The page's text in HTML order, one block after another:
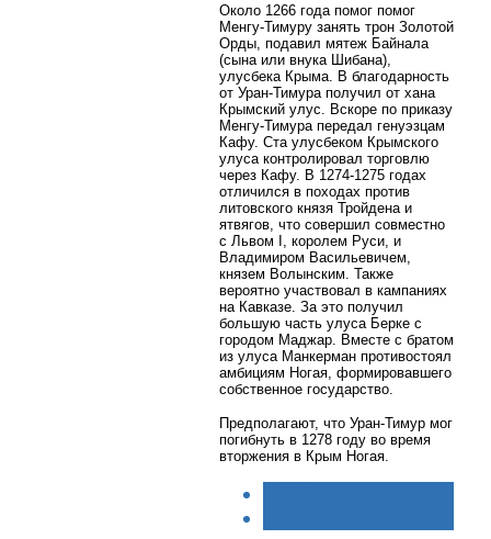
Около 1266 года помог помог
Менгу-Тимуру занять трон Золотой
Орды, подавил мятеж Байнала
(сына или внука Шибана),
улусбека Крыма. В благодарность
от Уран-Тимура получил от хана
Крымский улус. Вскоре по приказу
Менгу-Тимура передал генуэзцам
Кафу. Ста улусбеком Крымского
улуса контролировал торговлю
через Кафу. В 1274-1275 годах
отличился в походах против
литовского князя Тройдена и
ятвягов, что совершил совместно
с Львом I, королем Руси, и
Владимиром Васильевичем,
князем Волынским. Также
вероятно участвовал в кампаниях
на Кавказе. За это получил
большую часть улуса Берке с
городом Маджар. Вместе с братом
из улуса Манкерман противостоял
амбициям Ногая, формировавшего
собственное государство.
Предполагают, что Уран-Тимур мог
погибнуть в 1278 году во время
вторжения в Крым Ногая.